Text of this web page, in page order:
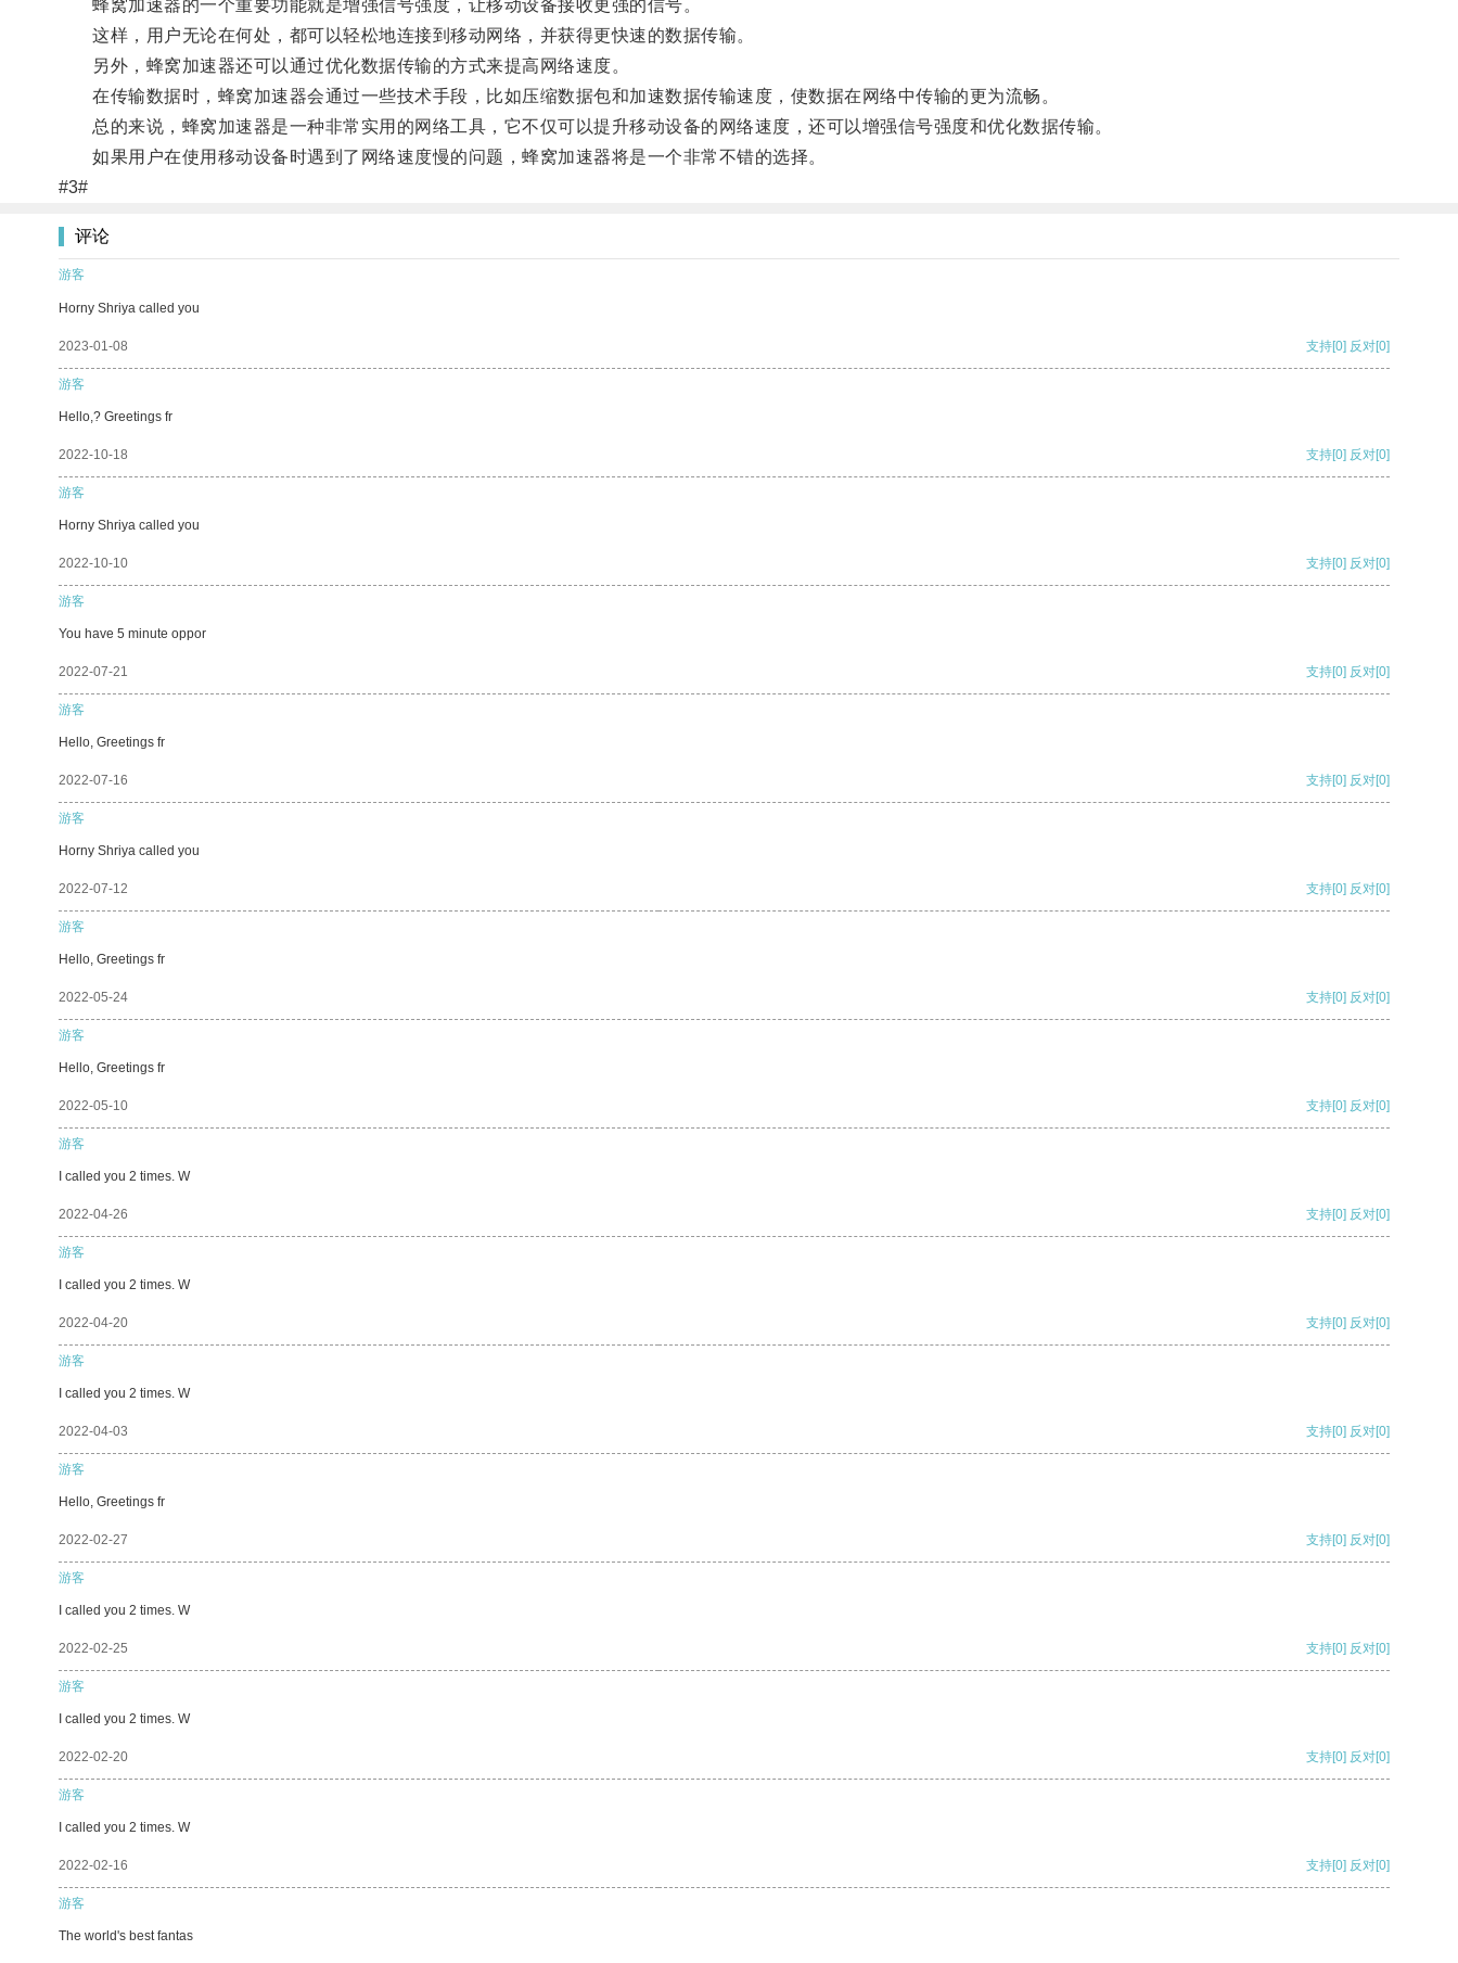
蜂窝加速器的一个重要功能就是增强信号强度，让移动设备接收更强的信号。
这样，用户无论在何处，都可以轻松地连接到移动网络，并获得更快速的数据传输。
另外，蜂窝加速器还可以通过优化数据传输的方式来提高网络速度。
在传输数据时，蜂窝加速器会通过一些技术手段，比如压缩数据包和加速数据传输速度，使数据在网络中传输的更为流畅。
总的来说，蜂窝加速器是一种非常实用的网络工具，它不仅可以提升移动设备的网络速度，还可以增强信号强度和优化数据传输。
如果用户在使用移动设备时遇到了网络速度慢的问题，蜂窝加速器将是一个非常不错的选择。
#3#
评论
游客
Horny Shriya called you
2023-01-08 支持[0] 反对[0]
游客
Hello,? Greetings fr
2022-10-18 支持[0] 反对[0]
游客
Horny Shriya called you
2022-10-10 支持[0] 反对[0]
游客
You have 5 minute oppor
2022-07-21 支持[0] 反对[0]
游客
Hello, Greetings fr
2022-07-16 支持[0] 反对[0]
游客
Horny Shriya called you
2022-07-12 支持[0] 反对[0]
游客
Hello, Greetings fr
2022-05-24 支持[0] 反对[0]
游客
Hello, Greetings fr
2022-05-10 支持[0] 反对[0]
游客
I called you 2 times. W
2022-04-26 支持[0] 反对[0]
游客
I called you 2 times. W
2022-04-20 支持[0] 反对[0]
游客
I called you 2 times. W
2022-04-03 支持[0] 反对[0]
游客
Hello, Greetings fr
2022-02-27 支持[0] 反对[0]
游客
I called you 2 times. W
2022-02-25 支持[0] 反对[0]
游客
I called you 2 times. W
2022-02-20 支持[0] 反对[0]
游客
I called you 2 times. W
2022-02-16 支持[0] 反对[0]
游客
The world's best fantas